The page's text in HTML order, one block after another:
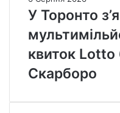
У Торонто
квиток
Скарборо